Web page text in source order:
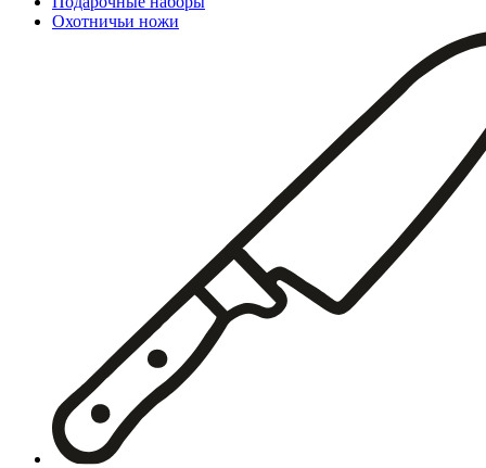
Охотничьи ножи